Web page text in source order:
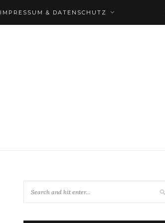
IMPRESSUM & DATENSCHUTZ